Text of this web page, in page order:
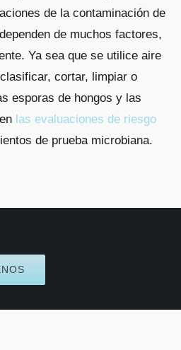
de la contaminación de
de muchos factores,
Ya sea que se utilice aire
cortar, limpiar o
esporas de hongos y las
las evaluaciones de riesgo
de prueba microbiana.